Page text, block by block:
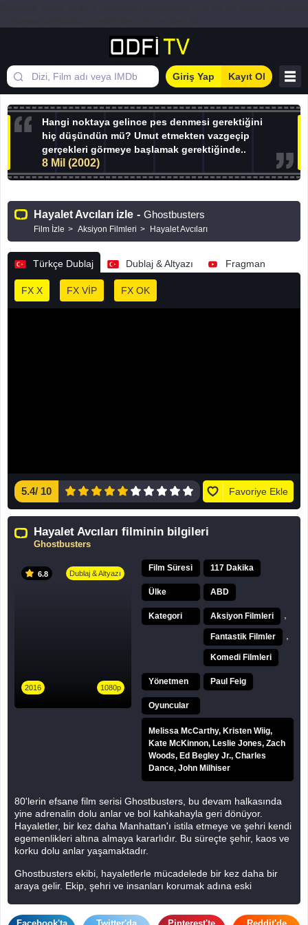
Giriş Yap Kayıt Ol
Hangi noktaya gelince pes denmesi gerektiğini
hiç düşündün mü? Umut etmekten vazgeçip
gerçekleri görmeye başlamak gerektiğinde..
8 Mil (2002)
Hayalet Avcıları izle - Ghostbusters
Film İzle Aksiyon Filmleri Hayalet Avcıları
Türkçe Dublaj Dublaj & Altyazı Fragman
FX X FX VİP FX OK
5.4/ 10 Favoriye Ekle
Hayalet Avcıları filminin bilgileri
Ghostbusters
6.8 Dublaj & Altyazı
2016 1080p
Film Süresi 117 Dakika
Ülke ABD
Kategori Aksiyon Filmleri
Fantastik Filmler
Komedi Filmleri
Yönetmen Paul Feig
Oyuncular
Melissa McCarthy, Kristen Wiig,
Kate McKinnon, Leslie Jones, Zach
Woods, Ed Begley Jr., Charles
Dance, John Milhiser
80'lerin efsane film serisi Ghostbusters, bu devam halkasında
yine adrenalin dolu anlar ve bol kahkahayla geri dönüyor.
Hayaletler, bir kez daha Manhattan'ı istila etmeye ve şehri kendi
egemenlikleri altına almaya kararlıdır. Bu süreçte şehir, kaos ve
korku dolu anlar yaşamaktadır.
Ghostbusters ekibi, hayaletlerle mücadelede bir kez daha bir
araya gelir. Ekip, şehri ve insanları korumak adına eski
maceralarla dolu bir serüvene atılır.